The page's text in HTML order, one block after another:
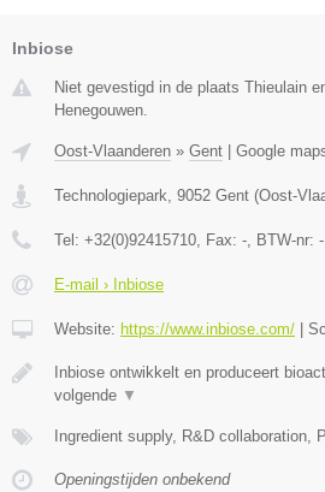
Inbiose
Niet gevestigd in de plaats Thieulain
Henegouwen.
Oost-Vlaanderen » Gent Google
Technologiepark 9052 Gent (Oost-
Tel: +32(0)92415710 , Fax: - , BTW-nr: -
E-mail › Inbiose
Website: https://www.inbiose.com/
Inbiose ontwikkelt en produceert
volgende ▼
Ingredient supply, R&D collaboration,
Openingstijden onbekend